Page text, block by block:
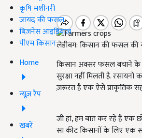
कृषि मशीनरी
जायद की फसल
बिज़नेस आइडियाज
पीएम किसान
Home
न्यूज़ रैप
खबरें
लेडीबग: किसान की फसल की
किसान अक्सर फसल बचाने के
सुरक्षा नहीं मिलती है.
ज़रूरत है एक ऐसे प्राकृतिक
जी हां, हम बात कर रहे हैं एक
सा कीट किसानों के लिए एक